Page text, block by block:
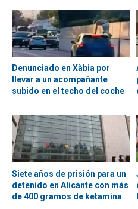
Denunciado en Xàbia por
llevar a un acompañante
subido en el techo del coche
Siete años de prisión para un
detenido en Alicante con más
de 400 gramos de ketamina